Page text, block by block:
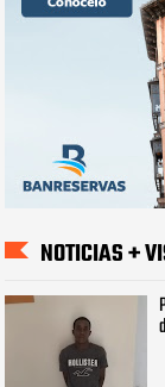
NOTICIAS +